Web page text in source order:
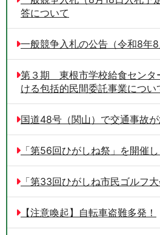
答について
一般競争入札の公告（令和8年8
第３期 東根市学校給食センタ
ける包括的民間委託事業につい
国道48号（関山）で交通事故が
「第56回ひがしね祭」を開催し
「第33回ひがしね市民ゴルフ
【注意喚起】自転車盗難多発！